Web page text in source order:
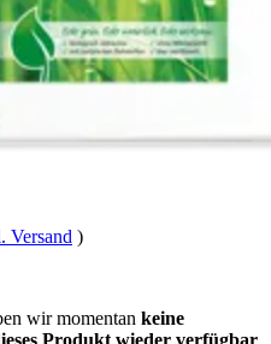
Versand )
wir momentan keine
Produkt wieder verfügbar